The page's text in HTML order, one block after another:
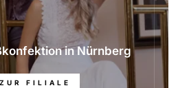
in Nürnberg
ZUR FILIALE